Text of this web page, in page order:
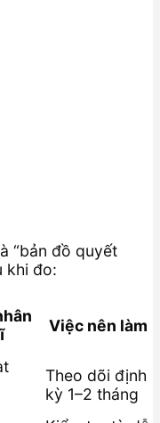
“bản đồ quyết
khi đo:
Việc nên làm
Theo dõi định
kỳ 1–2 tháng